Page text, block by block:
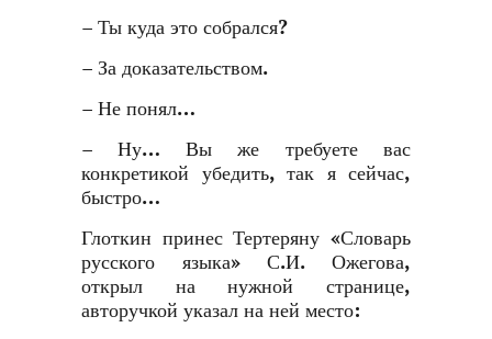
– Ты куда это собрался?
– За доказательством.
– Не понял…
– Ну… Вы же требуете вас
конкретикой убедить, так я сейчас,
быстро…
Глоткин принес Тертеряну «Словарь
русского языка» С.И. Ожегова,
открыл на нужной странице,
авторучкой указал на ней место: